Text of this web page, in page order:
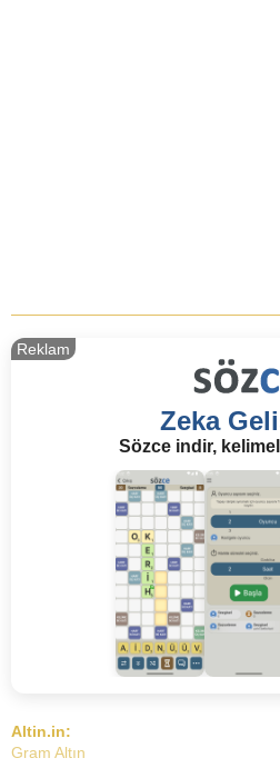
Zeka
Sözce indir,
Reklam
Altin.in:
Gram Altın